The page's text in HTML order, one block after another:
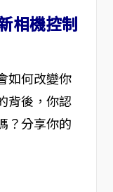
相機控制
如何改變你
背後，你認
？分享你的